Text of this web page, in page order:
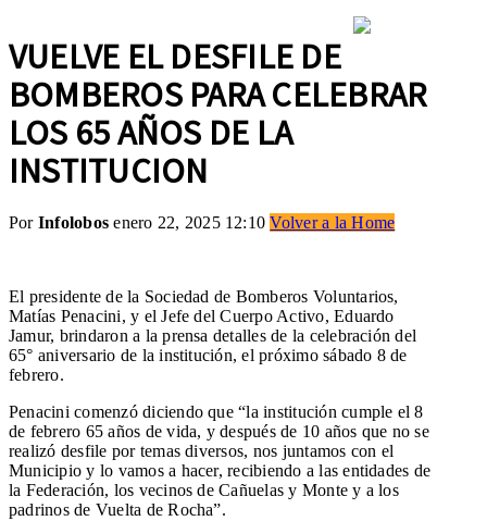
VUELVE EL DESFILE DE
BOMBEROS PARA CELEBRAR
LOS 65 AÑOS DE LA
INSTITUCION
Por Infolobos enero 22, 2025 12:10Volver a la Home
El presidente de la Sociedad de Bomberos Voluntarios,
Matías Penacini, y el Jefe del Cuerpo Activo, Eduardo
Jamur, brindaron a la prensa detalles de la celebración del
65° aniversario de la institución, el próximo sábado 8 de
febrero.
Penacini comenzó diciendo que “la institución cumple el 8
de febrero 65 años de vida, y después de 10 años que no se
realizó desfile por temas diversos, nos juntamos con el
Municipio y lo vamos a hacer, recibiendo a las entidades de
la Federación, los vecinos de Cañuelas y Monte y a los
padrinos de Vuelta de Rocha”.